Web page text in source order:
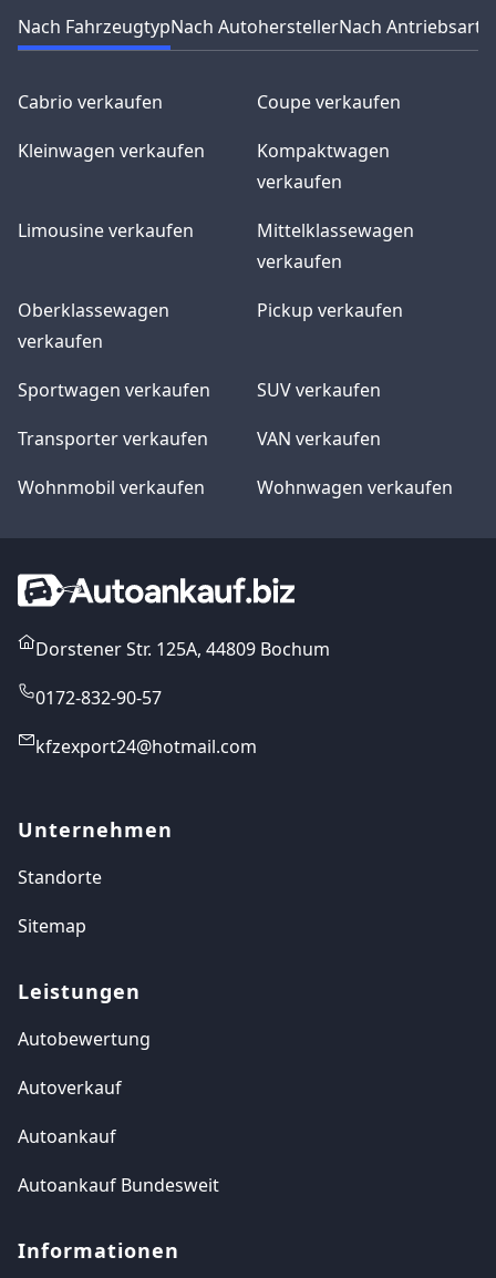
Nach FahrzeugtypNach AutoherstellerNach Antriebsart
Cabrio verkaufen
Coupe verkaufen
Kleinwagen verkaufen
Kompaktwagen
verkaufen
Limousine verkaufen
Mittelklassewagen
verkaufen
Oberklassewagen
verkaufen
Pickup verkaufen
Sportwagen verkaufen
SUV verkaufen
Transporter verkaufen
VAN verkaufen
Wohnmobil verkaufen
Wohnwagen verkaufen
Dorstener Str. 125A, 44809 Bochum
0172-832-90-57
kfzexport24@hotmail.com
Unternehmen
Standorte
Sitemap
Leistungen
Autobewertung
Autoverkauf
Autoankauf
Autoankauf Bundesweit
Informationen